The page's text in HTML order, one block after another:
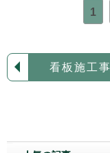
個
1
看板施工